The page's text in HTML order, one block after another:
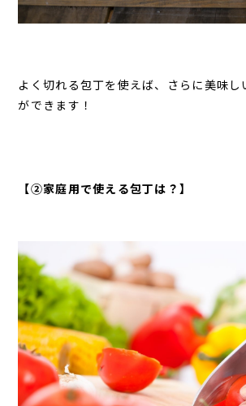
よく切れる包丁を使えば、さらに美味し
ができます！
【②家庭用で使える包丁は？】